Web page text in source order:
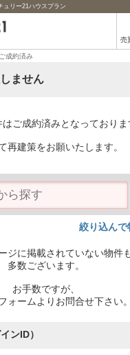
ュリー21ハウスプラン
売
ご成約済み
ません
ご成約済みとなっておりま
再建策をお願いたします。
絞り込ん
ジに掲載されていない物件
多数ございます。
お手数ですが、
ォームよりお問合せ下さい。
ンID）